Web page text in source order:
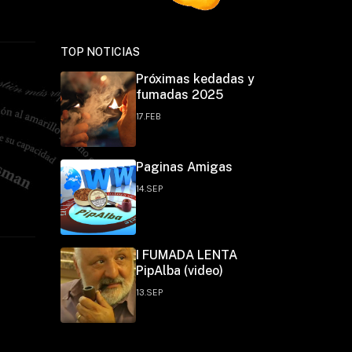
TOP NOTICIAS
Próximas kedadas y
fumadas 2025
17.FEB
Paginas Amigas
14.SEP
I FUMADA LENTA
PipAlba (video)
13.SEP